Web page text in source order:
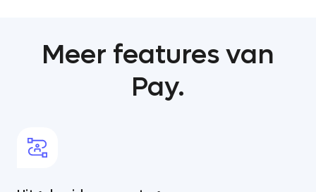
Meer features van
Pay.